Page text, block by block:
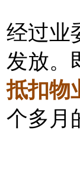
经过业
发放。
抵扣物
个多月